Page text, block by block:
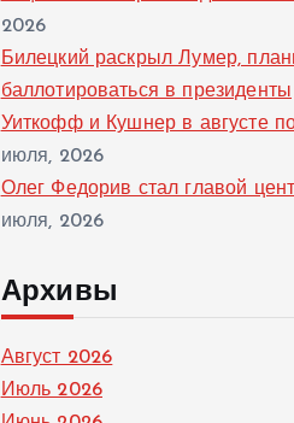
2026
Билецкий раскрыл Лумер,
баллотироваться в президенты
Уиткофф и Кушнер в августе
июля, 2026
Олег Федорив стал главой
июля, 2026
Архивы
Август 2026
Июль 2026